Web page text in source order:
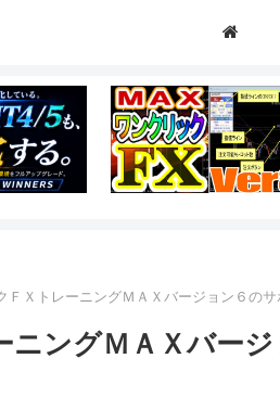
ＦＸトレーニングＭＡＸバージョン６の
ニングＭＡＸバー